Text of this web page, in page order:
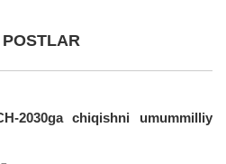
2030ga chiqishni umummilliy